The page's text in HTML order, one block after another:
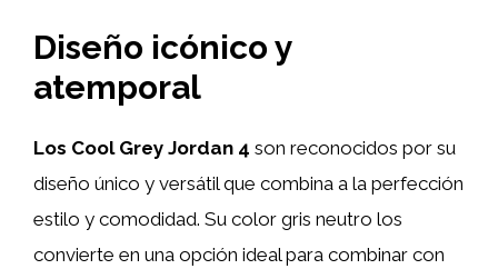
Diseño icónico y
atemporal
Los Cool Grey Jordan 4 son reconocidos por su
diseño único y versátil que combina a la perfección
estilo y comodidad. Su color gris neutro los
convierte en una opción ideal para combinar con